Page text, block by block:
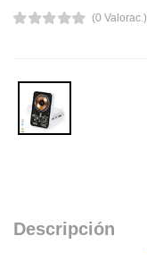
(0 Valorac.)
Descripción